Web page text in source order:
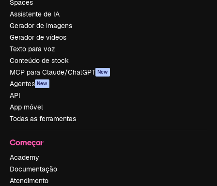
Spaces
Assistente de IA
Gerador de imagens
Gerador de vídeos
Texto para voz
Conteúdo de stock
MCP para Claude/ChatGPT New
Agentes New
API
App móvel
Todas as ferramentas
Começar
Academy
Documentação
Atendimento